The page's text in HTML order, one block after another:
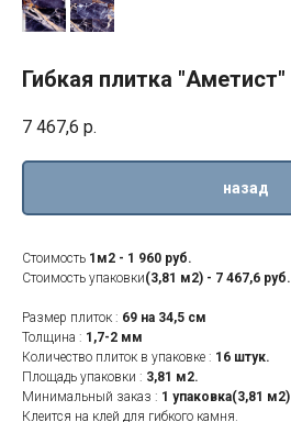
Гибкая плитка "Аметист"
7 467,6 р.
назад
Стоимость 1м2 - 1 960 руб.
Стоимость упаковки(3,81 м2) - 7 467,6 руб.
Размер плиток : 69 на 34,5 см
Толщина : 1,7-2 мм
Количество плиток в упаковке : 16 штук.
Площадь упаковки : 3,81 м2.
Минимальный заказ : 1 упаковка(3,81 м2)
Клеится на клей для гибкого камня.